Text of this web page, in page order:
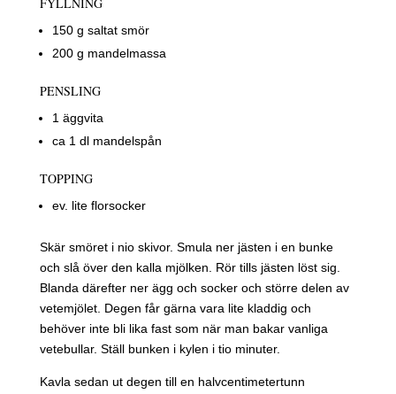
150 g saltat smör
200 g mandelmassa
PENSLING
1 äggvita
ca 1 dl mandelspån
TOPPING
ev. lite florsocker
Skär smöret i nio skivor. Smula ner jästen i en bunke
och slå över den kalla mjölken. Rör tills jästen löst sig.
Blanda därefter ner ägg och socker och större delen av
vetemjölet. Degen får gärna vara lite kladdig och
behöver inte bli lika fast som när man bakar vanliga
vetebullar. Ställ bunken i kylen i tio minuter.
Kavla sedan ut degen till en halvcentimetertunn